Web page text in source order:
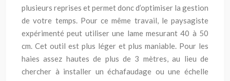
plusieurs reprises et permet donc d’optimiser la gestion
de votre temps. Pour ce même travail, le paysagiste
expérimenté peut utiliser une lame mesurant 40 à 50
cm. Cet outil est plus léger et plus maniable. Pour les
haies assez hautes de plus de 3 mètres, au lieu de
chercher à installer un échafaudage ou une échelle